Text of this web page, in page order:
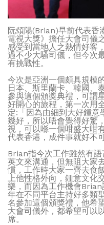
阮頌陽(Brian)早前代表香
電視大獎》擔任大會司儀
感受到當地人之熱情好客
過不少大騷司儀，但今次
有挑戰性。
今次是亞洲一個頗具規模
日本、斯里蘭卡、韓國、
參與這個頒獎典禮，可謂
好開心的旅程，第一次用
定:「因為由細到大好鍾
幾好，所以唔會覺得好驚
視，可以喺一個咁盛大咁
代表香港，成件事就好不
Brian指今次工作雖然有
英文來溝通，但無阻大家
慣，工作時大家一齊去食
上他性格外向，鍾意文化
樂，而因為工作機會
年在不同平台主持好多類
名參加這個頒獎禮，他希
大會司儀外，都希望可以
席。